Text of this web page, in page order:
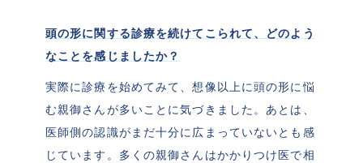
頭の形に関する診療を続けてこられて、どのよう
なことを感じましたか？
実際に診療を始めてみて、想像以上に頭の形に悩
む親御さんが多いことに気づきました。あとは、
医師側の認識がまだ十分に広まっていないとも感
じています。多くの親御さんはかかりつけ医で相